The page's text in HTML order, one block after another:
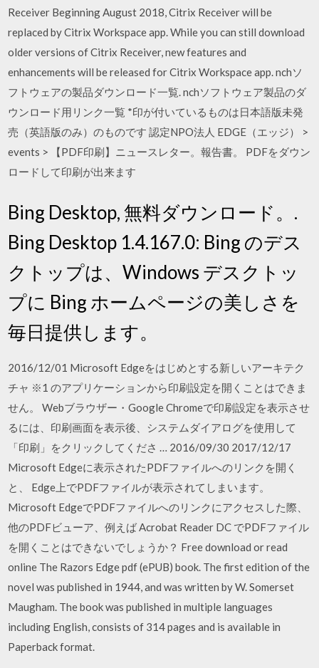
Receiver Beginning August 2018, Citrix Receiver will be
replaced by Citrix Workspace app. While you can still download
older versions of Citrix Receiver, new features and
enhancements will be released for Citrix Workspace app. nchソ
フトウェアの製品ダウンロード一覧. nchソフトウェア製品のダ
ウンロード用リンク一覧 *印が付いているものは日本語版未発
売（英語版のみ）のものです 認定NPO法人 EDGE（エッジ） >
events > 【PDF印刷】ニュースレター。報告書。 PDFをダウン
ロードして印刷が出来ます
Bing Desktop, 無料ダウンロード。.
Bing Desktop 1.4.167.0: Bing のデス
クトップは、Windows デスクトッ
プに Bing ホームページの美しさを
毎日提供します。
2016/12/01 Microsoft Edgeをはじめとする新しいアーキテク
チャ ※1 のアプリケーションから印刷設定を開くことはできま
せん。 Webブラウザー・Google Chromeで印刷設定を表示させ
るには、印刷画面を表示後、システムダイアログを使用して
「印刷」をクリックしてくださ … 2016/09/30 2017/12/17
Microsoft Edgeに表示されたPDFファイルへのリンクを開く
と、 Edge上でPDFファイルが表示されてしまいます。
Microsoft EdgeでPDFファイルへのリンクにアクセスした際、
他のPDFビューア、例えば Acrobat Reader DC でPDFファイル
を開くことはできないでしょうか？ Free download or read
online The Razors Edge pdf (ePUB) book. The first edition of the
novel was published in 1944, and was written by W. Somerset
Maugham. The book was published in multiple languages
including English, consists of 314 pages and is available in
Paperback format.